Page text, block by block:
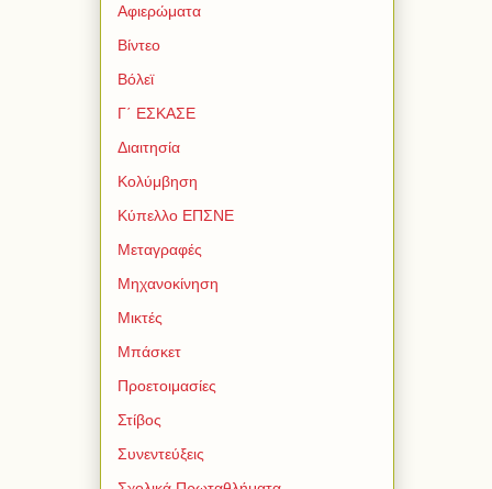
Αφιερώματα
Βίντεο
Βόλεϊ
Γ΄ ΕΣΚΑΣΕ
Διαιτησία
Κολύμβηση
Κύπελλο ΕΠΣΝΕ
Μεταγραφές
Μηχανοκίνηση
Μικτές
Μπάσκετ
Προετοιμασίες
Στίβος
Συνεντεύξεις